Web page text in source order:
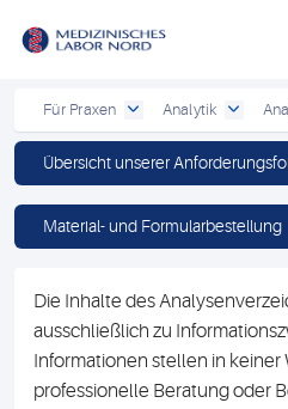
Für Praxen Analytik
Übersicht unserer
Material- und Formularbestellung
Die Inhalte des
ausschließlich zu
Informationen stellen in keiner
professionelle Beratung oder